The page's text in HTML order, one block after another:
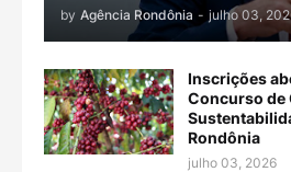
by Agência Rondônia - julho 03,
Inscrições
Concurso de
Rondônia
julho 03, 2026